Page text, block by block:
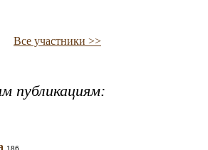
Все участники >>
публикациям:
186